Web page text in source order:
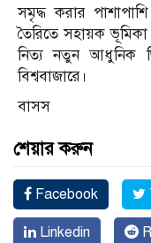
সমৃদ্ধ করার
তৈরিতে সহায়ক ভূমিকা
নিত্য নতুন আধুনিক
বিশ্ববাজারে।
বাসস
শেয়ার করুন
Facebook
Linkedin